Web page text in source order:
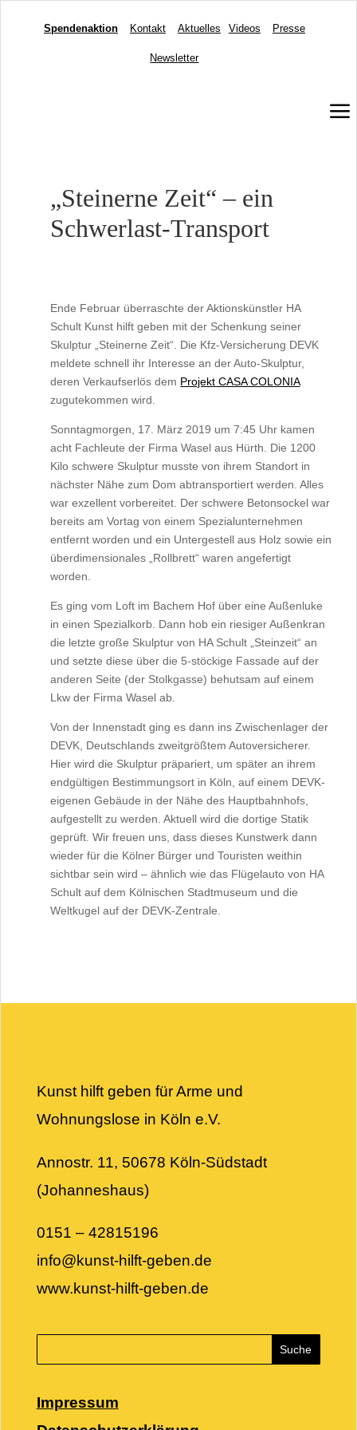
Spendenaktion Kontakt Aktuelles Videos Presse
Newsletter
a
„Steinerne Zeit“ – ein
Schwerlast-Transport
Ende Februar überraschte der Aktionskünstler HA
Schult Kunst hilft geben mit der Schenkung seiner
Skulptur „Steinerne Zeit“. Die Kfz-Versicherung DEVK
meldete schnell ihr Interesse an der Auto-Skulptur,
deren Verkaufserlös dem Projekt CASA COLONIA
zugutekommen wird.
Sonntagmorgen, 17. März 2019 um 7:45 Uhr kamen
acht Fachleute der Firma Wasel aus Hürth. Die 1200
Kilo schwere Skulptur musste von ihrem Standort in
nächster Nähe zum Dom abtransportiert werden. Alles
war exzellent vorbereitet. Der schwere Betonsockel war
bereits am Vortag von einem Spezialunternehmen
entfernt worden und ein Untergestell aus Holz sowie ein
überdimensionales „Rollbrett“ waren angefertigt
worden.
Es ging vom Loft im Bachem Hof über eine Außenluke
in einen Spezialkorb. Dann hob ein riesiger Außenkran
die letzte große Skulptur von HA Schult „Steinzeit“ an
und setzte diese über die 5-stöckige Fassade auf der
anderen Seite (der Stolkgasse) behutsam auf einem
Lkw der Firma Wasel ab.
Von der Innenstadt ging es dann ins Zwischenlager der
DEVK, Deutschlands zweitgrößtem Autoversicherer.
Hier wird die Skulptur präpariert, um später an ihrem
endgültigen Bestimmungsort in Köln, auf einem DEVK-
eigenen Gebäude in der Nähe des Hauptbahnhofs,
aufgestellt zu werden. Aktuell wird die dortige Statik
geprüft. Wir freuen uns, dass dieses Kunstwerk dann
wieder für die Kölner Bürger und Touristen weithin
sichtbar sein wird – ähnlich wie das Flügelauto von HA
Schult auf dem Kölnischen Stadtmuseum und die
Weltkugel auf der DEVK-Zentrale.
Kunst hilft geben für Arme und
Wohnungslose in Köln e.V.
Annostr. 11, 50678 Köln-Südstadt
(Johanneshaus)
0151 – 42815196
info@kunst-hilft-geben.de
www.kunst-hilft-geben.de
Impressum